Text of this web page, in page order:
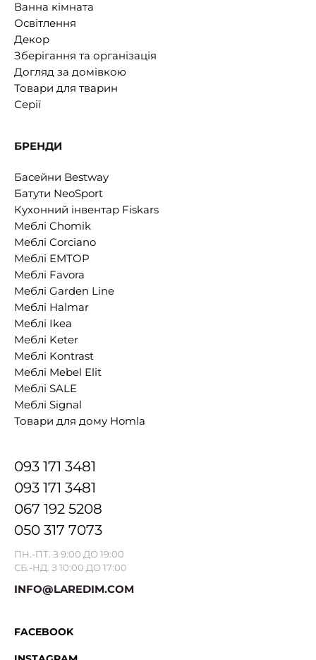
Ванна кімната
Освітлення
Декор
Зберігання та організація
Догляд за домівкою
Товари для тварин
Серії
БРЕНДИ
Басейни Bestway
Батути NeoSport
Кухонний інвентар Fiskars
Меблі Chomik
Меблі Corciano
Меблі EMTOP
Меблі Favora
Меблі Garden Line
Меблі Halmar
Меблі Ikea
Меблі Keter
Меблі Kontrast
Меблі Mebel Elit
Меблі SALE
Меблі Signal
Товари для дому Homla
093 171 3481
093 171 3481
067 192 5208
050 317 7073
ПН.-ПТ. З 9:00 ДО 19:00
СБ.-НД. З 10:00 ДО 17:00
INFO@LAREDIM.COM
FACEBOOK